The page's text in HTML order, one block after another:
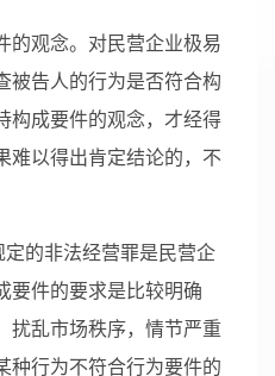
的观念。对民营企业极易
被告人的行为是否符合构
构成要件的观念，才经得
难以得出肯定结论的，不
的非法经营罪是民营企
要件的要求是比较明确
扰乱市场秩序，情节严重
种行为不符合行为要件的